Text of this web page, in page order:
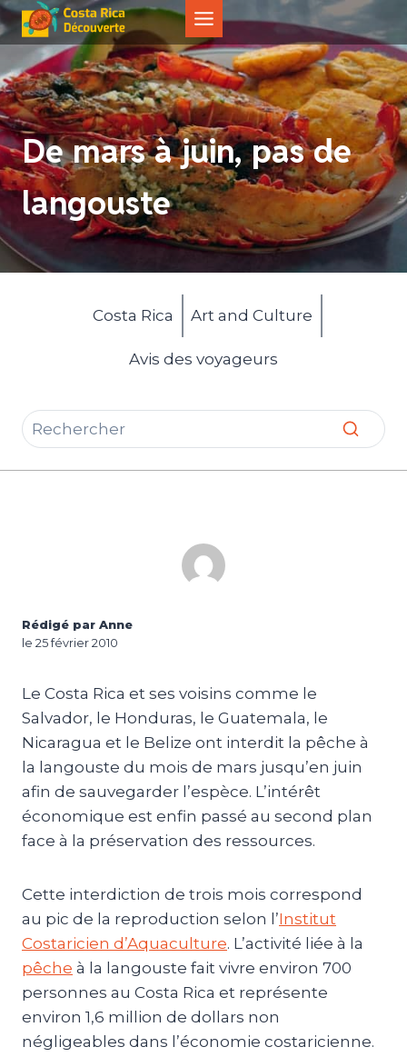
Aller
au
contenu
De mars à juin, pas de
langouste
Costa Rica Art and Culture
Avis des voyageurs
Rédigé par Anne
le 25 février 2010
Le Costa Rica et ses voisins comme le
Salvador, le Honduras, le Guatemala, le
Nicaragua et le Belize ont interdit la pêche à
la langouste du mois de mars jusqu’en juin
afin de sauvegarder l’espèce. L’intérêt
économique est enfin passé au second plan
face à la préservation des ressources.
Cette interdiction de trois mois correspond
au pic de la reproduction selon l’Institut
Costaricien d’Aquaculture. L’activité liée à la
pêche à la langouste fait vivre environ 700
personnes au Costa Rica et représente
environ 1,6 million de dollars non
négligeables dans l’économie costaricienne.